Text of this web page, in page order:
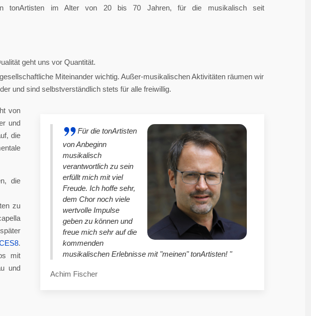
tonArtisten im Alter von 20 bis 70 Jahren, für die musikalisch seit
geht uns vor Quantität.
Miteinander wichtig. Außer-musikalischen Aktivitäten räumen wir
und sind selbstverständlich stets für alle freiwillig.
Für die tonArtisten
von Anbeginn
musikalisch
verantwortlich zu sein
erfüllt mich mit viel
Freude. Ich hoffe sehr,
dem Chor noch viele
wertvolle Impulse
geben zu können und
freue mich sehr auf die
kommenden
musikalischen Erlebnisse mit "meinen" tonArtisten! "
Achim Fischer
von
und
die
die
zu
.
mit
und